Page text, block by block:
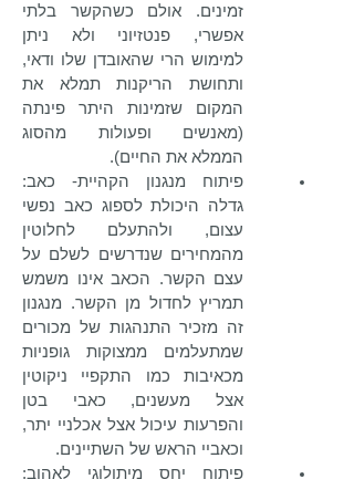
זמינים. אולם כשהקשר בלתי
אפשרי, פנטזיוני ולא ניתן
למימוש הרי שהאובדן שלו ודאי,
ותחושת הריקנות תמלא את
המקום שזמינות היתר פינתה
(מאנשים ופעולות מהסוג
הממלא את החיים).
פיתוח מנגנון הקהיית- כאב:
גדלה היכולת לספוג כאב נפשי
עצום, ולהתעלם לחלוטין
מהמחירים שנדרשים לשלם על
עצם הקשר. הכאב אינו משמש
תמריץ לחדול מן הקשר. מנגנון
זה מזכיר התנהגות של מכורים
שמתעלמים ממצוקות גופניות
מכאיבות כמו התקפיי ניקוטין
אצל מעשנים, כאבי בטן
והפרעות עיכול אצל אכלניי יתר,
וכאביי הראש של השתיינים.
פיתוח יחס מיתולוגי לאהוב: